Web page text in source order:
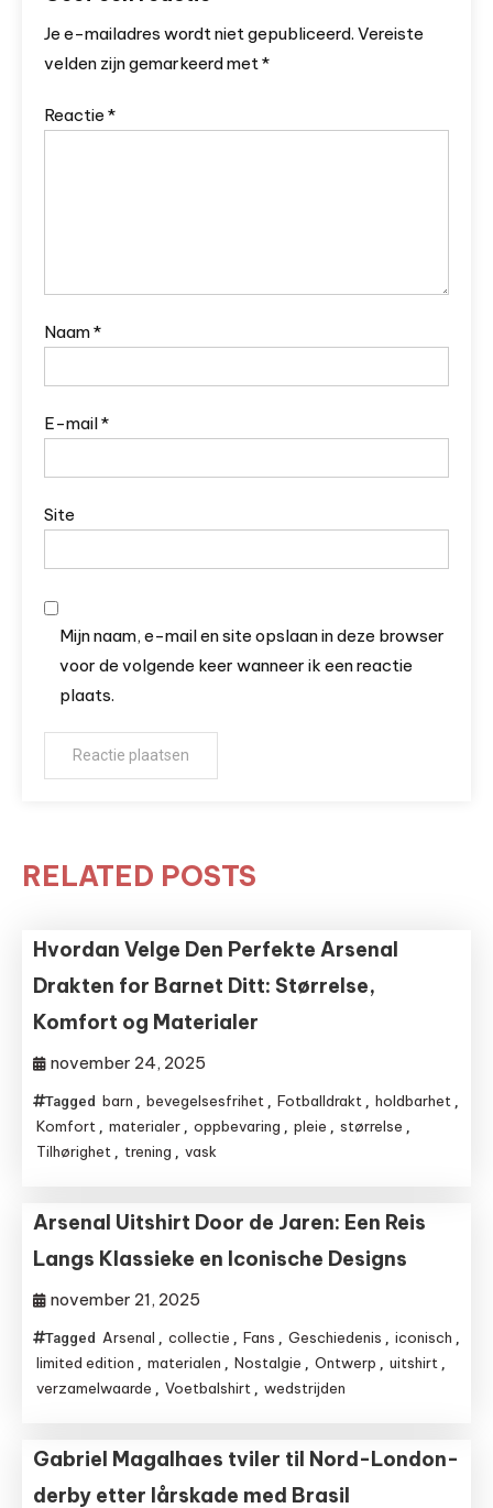
Je e-mailadres wordt niet gepubliceerd. Vereiste
velden zijn gemarkeerd met*
Reactie *
Naam*
E-mail*
Site
Mijn naam, e-mail en site opslaan in deze browser
voor de volgende keer wanneer ik een reactie
plaats.
RELATED POSTS
Hvordan Velge Den Perfekte Arsenal
Drakten for Barnet Ditt: Størrelse,
Komfort og Materialer
november 24, 2025
Tagged barn , bevegelsesfrihet , Fotballdrakt , holdbarhet ,
Komfort , materialer , oppbevaring , pleie , størrelse ,
Tilhørighet , trening , vask
Arsenal Uitshirt Door de Jaren: Een Reis
Langs Klassieke en Iconische Designs
november 21, 2025
Tagged Arsenal , collectie , Fans , Geschiedenis , iconisch ,
limited edition , materialen , Nostalgie , Ontwerp , uitshirt ,
verzamelwaarde , Voetbalshirt , wedstrijden
Gabriel Magalhaes tviler til Nord-London-
derby etter lårskade med Brasil